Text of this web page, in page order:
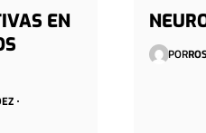
EN
POR